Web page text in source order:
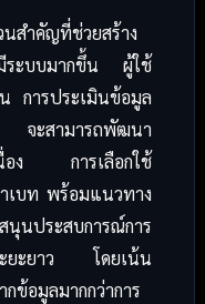
นสำคัญที่ช่วยสร้าง
มีระบบมากขึ้น ผู้ใช้
การประเมินข้อมูล
จ จะสามารถพัฒนา
เนื่อง การเลือกใช้
เบท พร้อมแนวทาง
นประสบการณ์การ
ะยะยาว โดยเน้น
ข้อมูลมากกว่าการ